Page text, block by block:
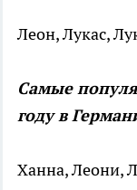
Леон, Лукас,
Самые
году в
Ханна, Леони,